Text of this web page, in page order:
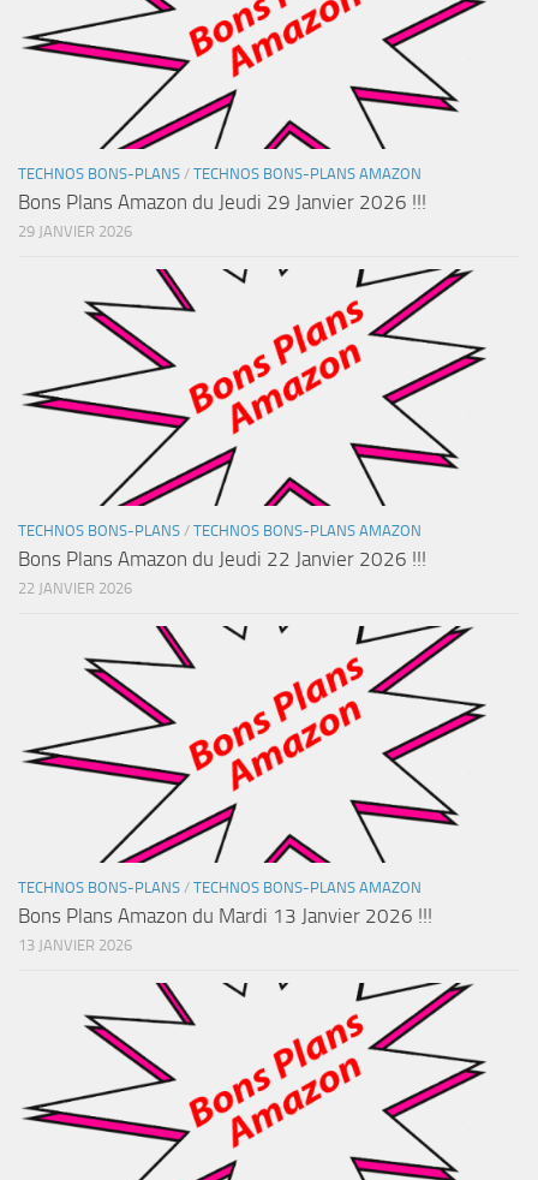
TECHNOS BONS-PLANS / TECHNOS BONS-PLANS AMAZON
Bons Plans Amazon du Jeudi 29 Janvier 2026 !!!
29 JANVIER 2026
TECHNOS BONS-PLANS / TECHNOS BONS-PLANS AMAZON
Bons Plans Amazon du Jeudi 22 Janvier 2026 !!!
22 JANVIER 2026
TECHNOS BONS-PLANS / TECHNOS BONS-PLANS AMAZON
Bons Plans Amazon du Mardi 13 Janvier 2026 !!!
13 JANVIER 2026